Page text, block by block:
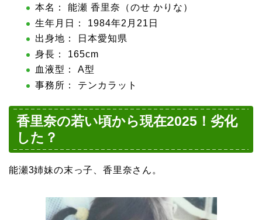
本名： 能瀬 香里奈（のせ かりな）
生年月日： 1984年2月21日
出身地： 日本愛知県
身長： 165cm
血液型： A型
事務所： テンカラット
香里奈の若い頃から現在2025！劣化
した？
能瀬3姉妹の末っ子、香里奈さん。